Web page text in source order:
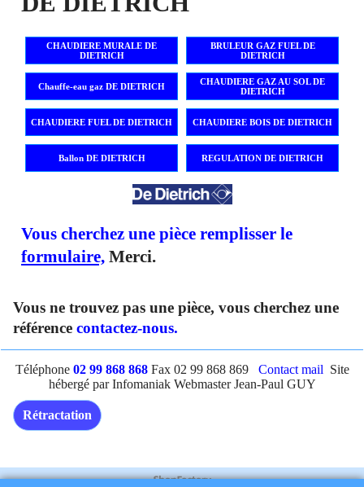
CHAUDIERE MURALE DE
DIETRICH
BRULEUR GAZ FUEL DE
DIETRICH
Chauffe-eau gaz DE DIETRICH
CHAUDIERE GAZ AU SOL DE
DIETRICH
CHAUDIERE FUEL DE DIETRICH CHAUDIERE BOIS DE DIETRICH
Ballon DE DIETRICH REGULATION DE DIETRICH
Vous cherchez une pièce remplisser le
formulaire, Merci.
Vous ne trouvez pas une pièce, vous cherchez une
référence contactez-nous.
Téléphone 02 99 868 868Fax 02 99 868 869 Contact mail Site
hébergé par Infomaniak Webmaster Jean-Paul GUY
Rétractation
Boutique en ligne créés